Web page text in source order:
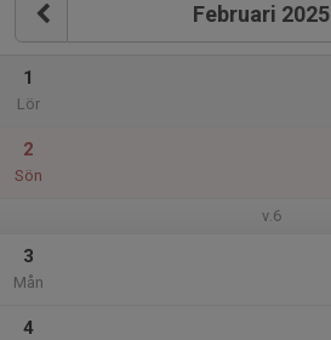
Februari 2025
1
Lör
2
Sön
v.6
3
Mån
4